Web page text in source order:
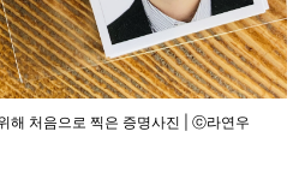
해 처음으로 찍은 증명사진 | ⓒ라연우